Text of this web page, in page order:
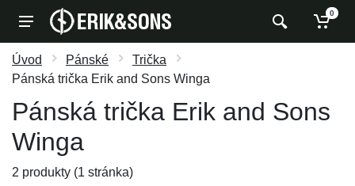
0
Úvod Pánské
Trička
Pánská trička Erik and Sons Winga
Pánská trička Erik and Sons
Winga
2 produkty (1 stránka)